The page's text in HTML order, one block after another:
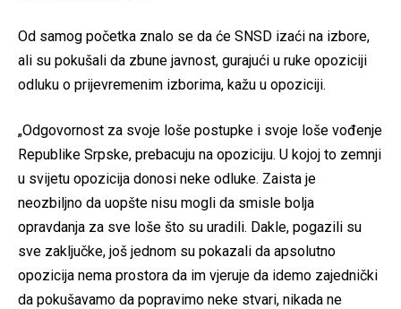
Od samog početka znalo se da će SNSD izaći na izbore,
ali su pokušali da zbune javnost, gurajući u ruke opoziciji
odluku o prijevremenim izborima, kažu u opoziciji.
„Odgovornost za svoje loše postupke i svoje loše vođenje
Republike Srpske, prebacuju na opoziciju. U kojoj to zemnji
u svijetu opozicija donosi neke odluke. Zaista je
neozbiljno da uopšte nisu mogli da smisle bolja
opravdanja za sve loše što su uradili. Dakle, pogazili su
sve zaključke, još jednom su pokazali da apsolutno
opozicija nema prostora da im vjeruje da idemo zajednički
da pokušavamo da popravimo neke stvari, nikada ne